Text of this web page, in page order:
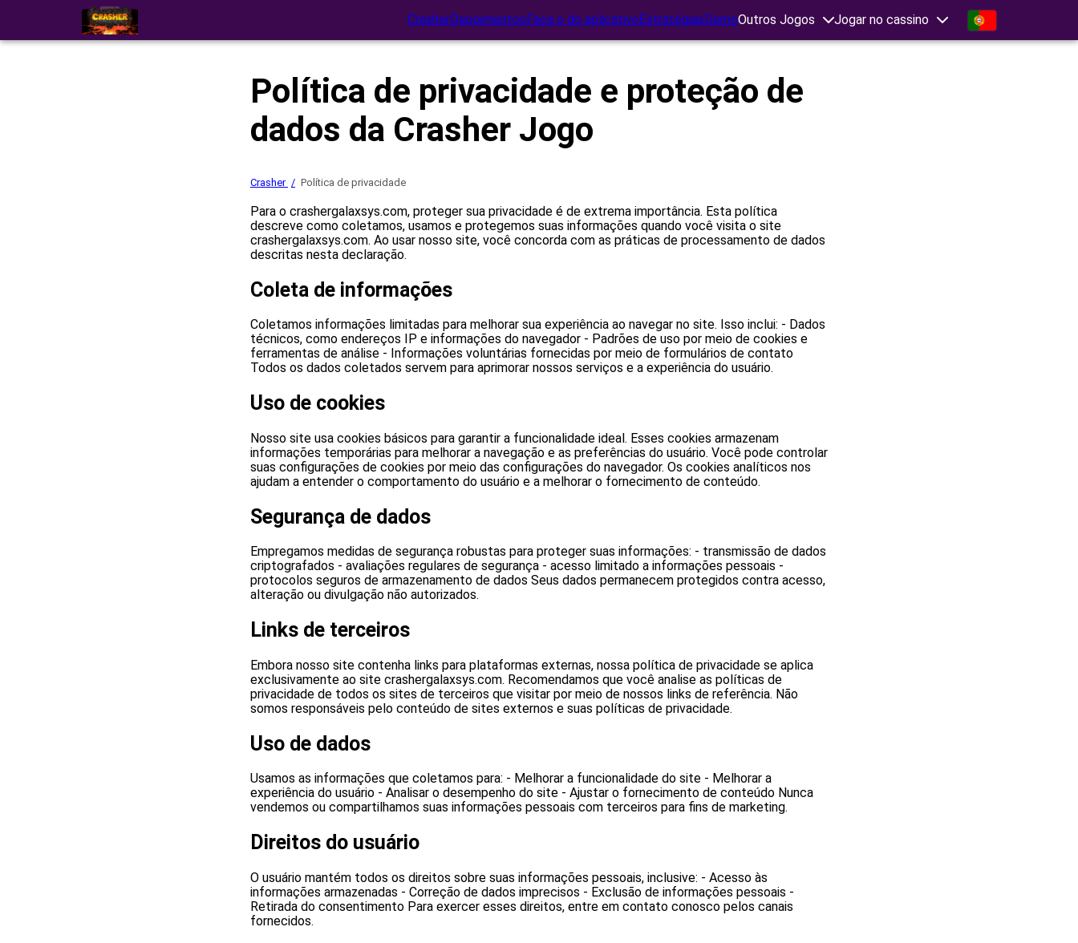
CrasherDepoimentosFaça o do aplicativoEstratégiasDemoOutros Jogos Jogar no cassino
Política de privacidade e proteção de
dados da Crasher Jogo
Crasher Política de privacidade
Para o crashergalaxsys.com, proteger sua privacidade é de extrema importância. Esta política
descreve como coletamos, usamos e protegemos suas informações quando você visita o site
crashergalaxsys.com. Ao usar nosso site, você concorda com as práticas de processamento de dados
descritas nesta declaração.
Coleta de informações
Coletamos informações limitadas para melhorar sua experiência ao navegar no site. Isso inclui: - Dados
técnicos, como endereços IP e informações do navegador - Padrões de uso por meio de cookies e
ferramentas de análise - Informações voluntárias fornecidas por meio de formulários de contato
Todos os dados coletados servem para aprimorar nossos serviços e a experiência do usuário.
Uso de cookies
Nosso site usa cookies básicos para garantir a funcionalidade ideal. Esses cookies armazenam
informações temporárias para melhorar a navegação e as preferências do usuário. Você pode controlar
suas configurações de cookies por meio das configurações do navegador. Os cookies analíticos nos
ajudam a entender o comportamento do usuário e a melhorar o fornecimento de conteúdo.
Segurança de dados
Empregamos medidas de segurança robustas para proteger suas informações: - transmissão de dados
criptografados - avaliações regulares de segurança - acesso limitado a informações pessoais -
protocolos seguros de armazenamento de dados Seus dados permanecem protegidos contra acesso,
alteração ou divulgação não autorizados.
Links de terceiros
Embora nosso site contenha links para plataformas externas, nossa política de privacidade se aplica
exclusivamente ao site crashergalaxsys.com. Recomendamos que você analise as políticas de
privacidade de todos os sites de terceiros que visitar por meio de nossos links de referência. Não
somos responsáveis pelo conteúdo de sites externos e suas políticas de privacidade.
Uso de dados
Usamos as informações que coletamos para: - Melhorar a funcionalidade do site - Melhorar a
experiência do usuário - Analisar o desempenho do site - Ajustar o fornecimento de conteúdo Nunca
vendemos ou compartilhamos suas informações pessoais com terceiros para fins de marketing.
Direitos do usuário
O usuário mantém todos os direitos sobre suas informações pessoais, inclusive: - Acesso às
informações armazenadas - Correção de dados imprecisos - Exclusão de informações pessoais -
Retirada do consentimento Para exercer esses direitos, entre em contato conosco pelos canais
fornecidos.